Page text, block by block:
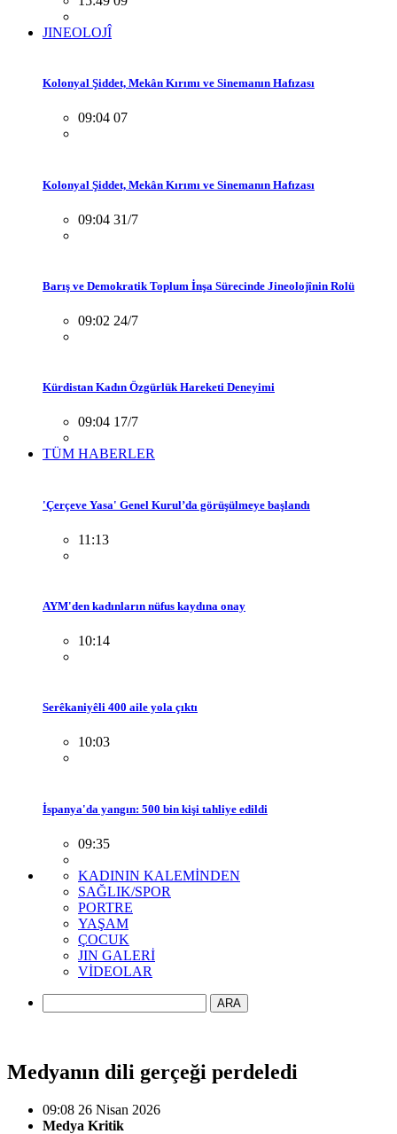
JINEOLOJÎ
Kolonyal Şiddet, Mekân Kırımı ve Sinemanın Hafızası
09:04 07
Kolonyal Şiddet, Mekân Kırımı ve Sinemanın Hafızası
09:04 31/7
Barış ve Demokratik Toplum İnşa Sürecinde Jineolojînin Rolü
09:02 24/7
Kürdistan Kadın Özgürlük Hareketi Deneyimi
09:04 17/7
TÜM HABERLER
'Çerçeve Yasa' Genel Kurul’da görüşülmeye başlandı
11:13
AYM'den kadınların nüfus kaydına onay
10:14
Serêkaniyêli 400 aile yola çıktı
10:03
İspanya'da yangın: 500 bin kişi tahliye edildi
09:35
KADININ KALEMİNDEN
SAĞLIK/SPOR
PORTRE
YAŞAM
ÇOCUK
JIN GALERİ
VİDEOLAR
ARA
Medyanın dili gerçeği perdeledi
09:08 26 Nisan 2026
Medya Kritik